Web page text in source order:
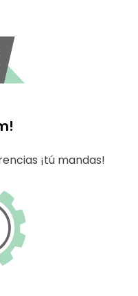
¡tú mandas!